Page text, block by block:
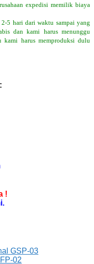
expedisi memilik biaya
5 hari dari waktu sampai yang
dan kami harus menunggu
harus memproduksi dulu
!
GSP-03
02